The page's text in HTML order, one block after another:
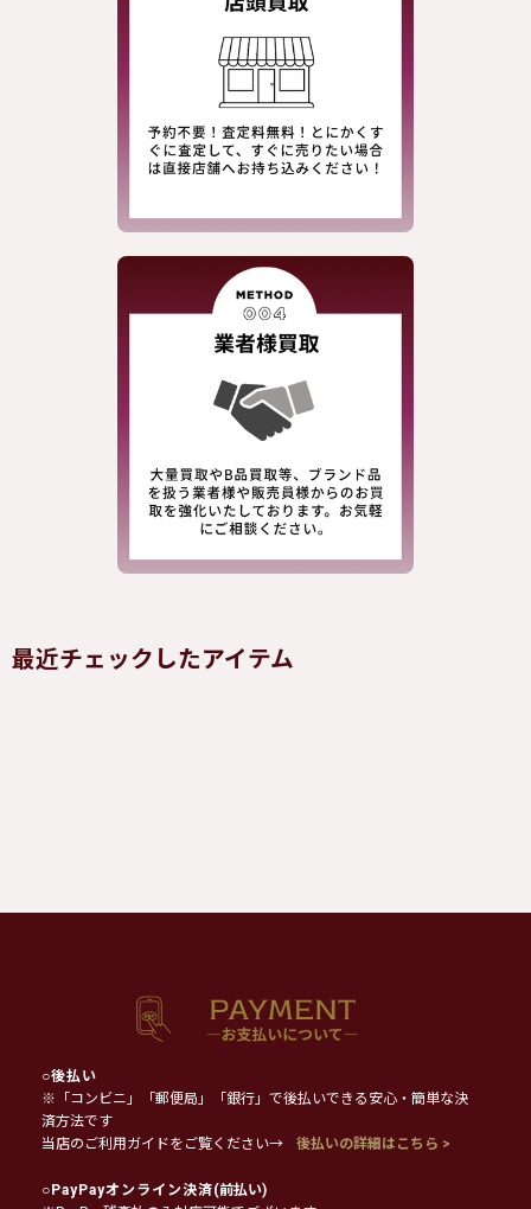
最近チェックしたアイテム
○後払い
※「コンビニ」「郵便局」「銀行」で後払いできる安心・簡単な決
済方法です
当店のご利用ガイドをご覧ください→
後払いの詳細はこちら >
○PayPayオンライン決済(前払い)